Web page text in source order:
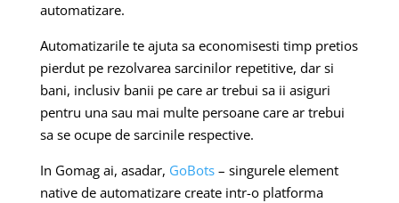
automatizare.
Automatizarile te ajuta sa economisesti timp pretios
pierdut pe rezolvarea sarcinilor repetitive, dar si
bani, inclusiv banii pe care ar trebui sa ii asiguri
pentru una sau mai multe persoane care ar trebui
sa se ocupe de sarcinile respective.
In Gomag ai, asadar, GoBots– singurele element
native de automatizare create intr-o platforma